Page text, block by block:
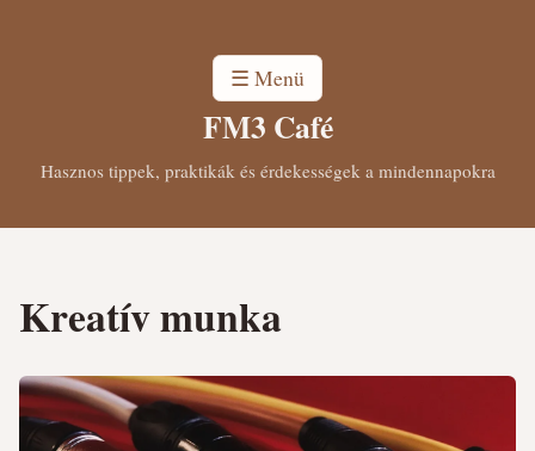
☰ Menü
FM3 Café
Hasznos tippek, praktikák és érdekességek a mindennapokra
Kreatív munka